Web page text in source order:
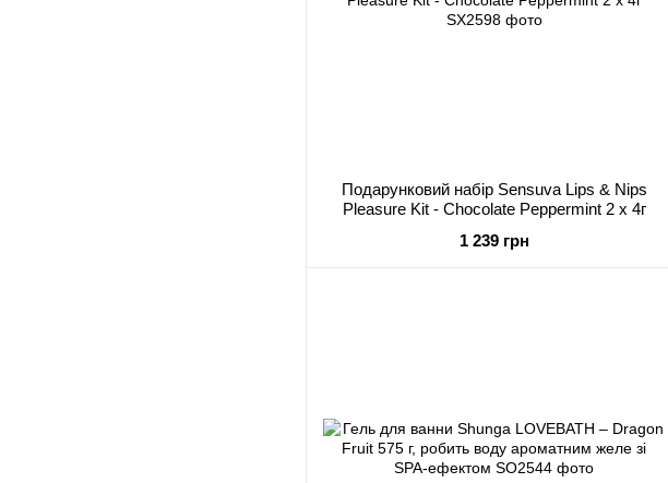
Подарунковий набір Sensuva Lips & Nips
Pleasure Kit - Chocolate Peppermint 2 x 4г
1 239 грн